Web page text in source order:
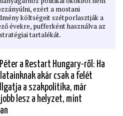
ezért a mostani
költségeit szétporlasztják a
évekre, pufferként használva az
tartalékát.
a Restart Hungary-ről: Ha
akár csak a felét
a szakpolitika, már
lesz a helyzet, mint